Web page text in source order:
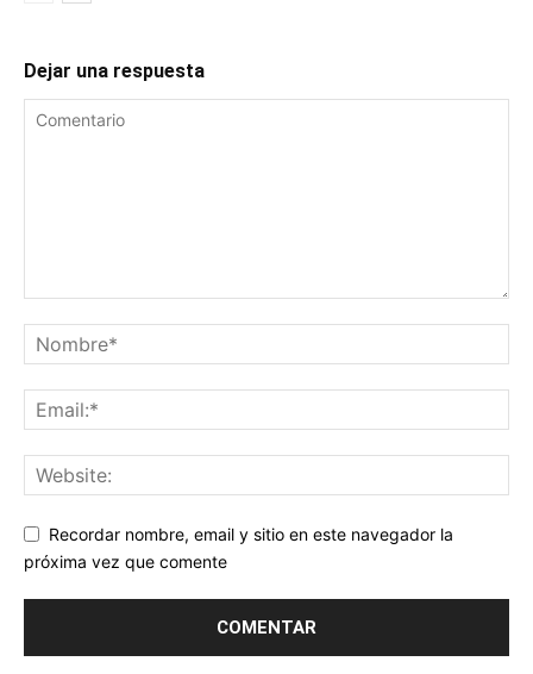
Dejar una respuesta
Recordar nombre, email y sitio en este navegador la
próxima vez que comente